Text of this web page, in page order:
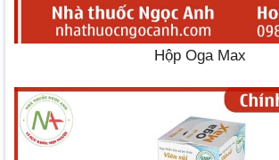
Hộp Oga Max